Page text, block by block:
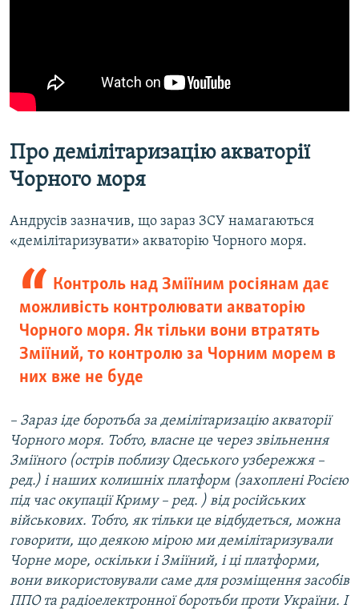
Про демілітаризацію акваторії
Чорного моря
Андрусів зазначив, що зараз ЗСУ намагаються
«демілітаризувати» акваторію Чорного моря.
Контроль над Зміїним росіянам дає
можливість контролювати акваторію
Чорного моря. Як тільки вони втратять
Зміїний, то контролю за Чорним морем в
них вже не буде
– Зараз іде боротьба за демілітаризацію акваторії
Чорного моря. Тобто, власне це через звільнення
Зміїного (острів поблизу Одеського узбережжя –
ред.) і наших колишніх платформ (захоплені Росією
під час окупації Криму – ред. ) від російських
військових. Тобто, як тільки це відбудеться, можна
говорити, що деякою мірою ми демілітаризували
Чорне море, оскільки і Зміїний, і ці платформи,
вони використовували саме для розміщення засобів
ППО та радіоелектронної боротьби проти України. І